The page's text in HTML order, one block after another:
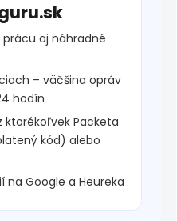
aj náhradné
– väčšina opráv
hodín
ktorékoľvek Packeta
kód) alebo
na Google a Heureka